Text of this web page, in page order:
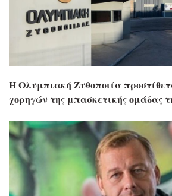
Η Ολυμπιακή Ζυθοποιία
χορηγών της μπασκετικής ομάδας